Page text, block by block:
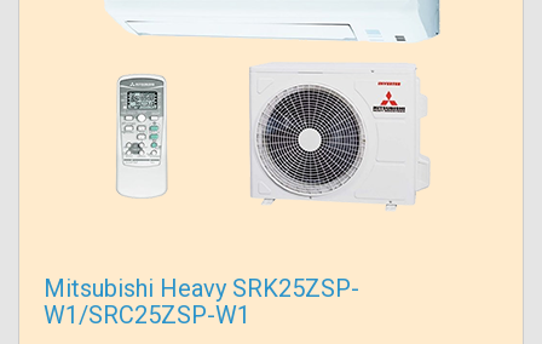
Mitsubishi Heavy SRK25ZSP-
W1/SRC25ZSP-W1